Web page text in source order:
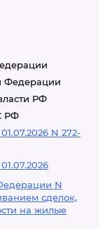
Федерации
РФ
РФ
N 272-
N
сделок,
на жилые